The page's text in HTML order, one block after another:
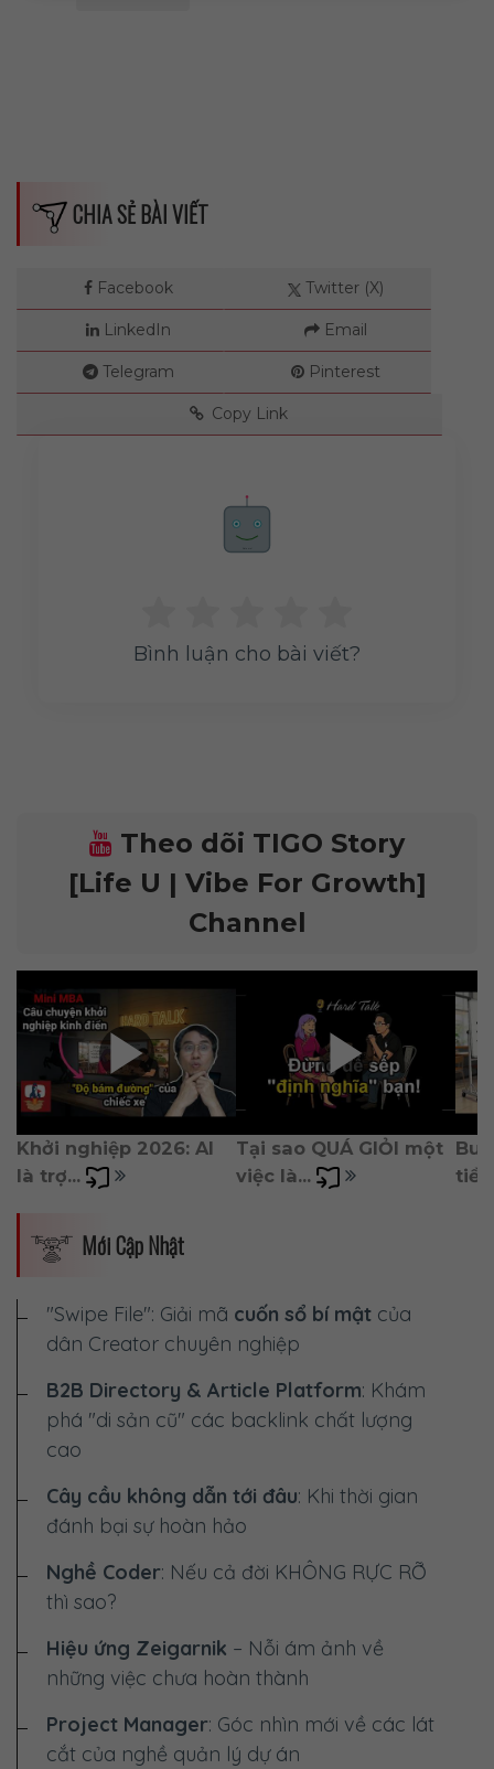
CHIA SẺ BÀI VIẾT
Facebook Twitter (X)
LinkedIn Email
Telegram Pinterest
Copy Link
Bình luận cho bài viết?
Theo dõi TIGO Story
[Life U | Vibe For Growth]
Channel
Khởi nghiệp 2026: AI
là trợ...
Tại sao QUÁ GIỎI một
việc là...
Mới Cập Nhật
"Swipe File": Giải mã cuốn sổ bí mật của
dân Creator chuyên nghiệp
B2B Directory & Article Platform: Khám
phá "di sản cũ" các backlink chất lượng
cao
Cây cầu không dẫn tới đâu: Khi thời gian
đánh bại sự hoàn hảo
Nghề Coder: Nếu cả đời KHÔNG RỰC RỠ
thì sao?
Hiệu ứng Zeigarnik – Nỗi ám ảnh về
những việc chưa hoàn thành
Project Manager: Góc nhìn mới về các lát
cắt của nghề quản lý dự án